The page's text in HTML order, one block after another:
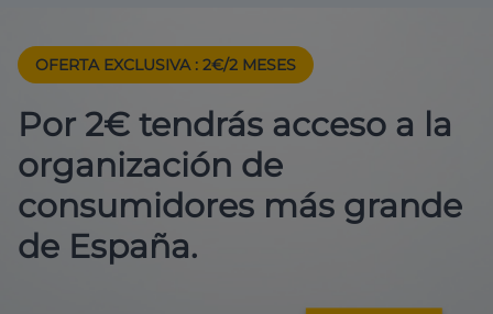
OFERTA EXCLUSIVA : 2€/2 MESES
Por 2€ tendrás acceso a la
organización de
consumidores más grande
de España.